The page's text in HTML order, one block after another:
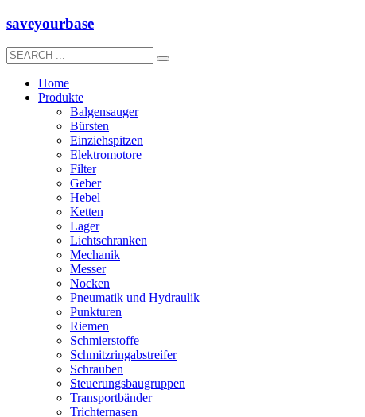
saveyourbase
Home
Produkte
Balgensauger
Bürsten
Einziehspitzen
Elektromotore
Filter
Geber
Hebel
Ketten
Lager
Lichtschranken
Mechanik
Messer
Nocken
Pneumatik und Hydraulik
Punkturen
Riemen
Schmierstoffe
Schmitzringabstreifer
Schrauben
Steuerungsbaugruppen
Transportbänder
Trichternasen